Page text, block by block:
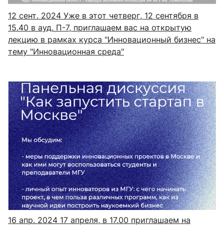
12 сент. 2024 Уже в этот четверг, 12 сентября в
15.40 в ауд. П-7, приглашаем вас на открытую
лекцию в рамках курса "Инновационный бизнес" на
тему "Инновационная среда"
16 апр. 2024 17 апреля, в 17.00 приглашаем на